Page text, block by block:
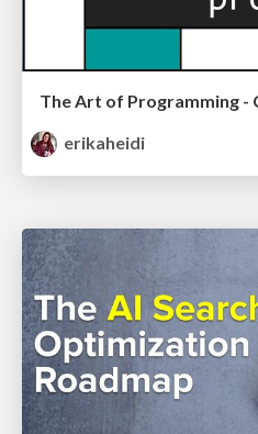
The Art of Programming -
erikaheidi